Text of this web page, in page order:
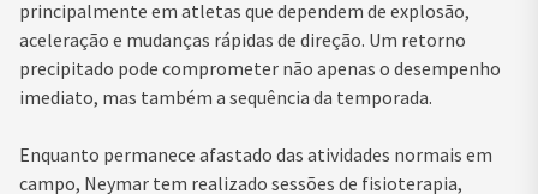
principalmente em atletas que dependem de explosão,
aceleração e mudanças rápidas de direção. Um retorno
precipitado pode comprometer não apenas o desempenho
imediato, mas também a sequência da temporada.
Enquanto permanece afastado das atividades normais em
campo, Neymar tem realizado sessões de fisioterapia,